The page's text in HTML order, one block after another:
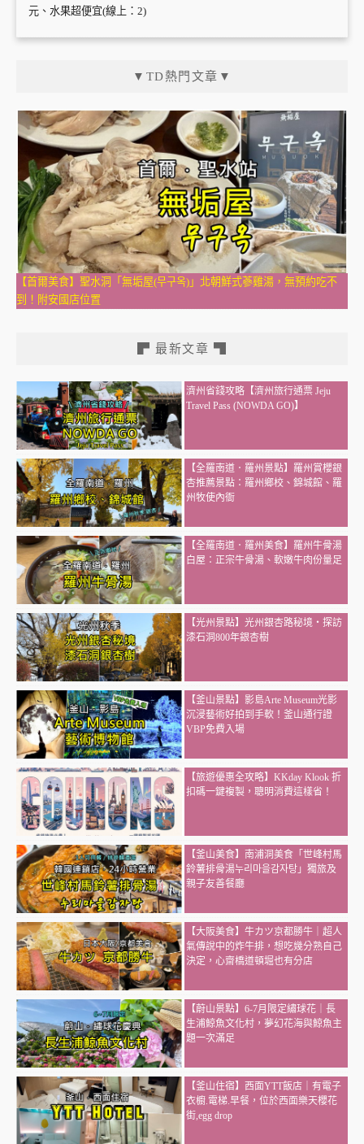
元、水果超便宜(線上：2)
▼TD熱門文章▼
【首爾美食】聖水洞「無垢屋(무구옥)」北朝鮮式蔘雞湯，無預約吃不
到！附安國店位置
▛ 最新文章 ▜
濟州省錢攻略【濟州旅行通票 Jeju
Travel Pass (NOWDA GO)】
【全羅南道．羅州景點】羅州賞櫻銀
杏推薦景點：羅州鄉校、錦城館、羅
州牧使內衙
【全羅南道．羅州美食】羅州牛骨湯
白屋：正宗牛骨湯、軟嫩牛肉份量足
【光州景點】光州銀杏路秘境・探訪
漆石洞800年銀杏樹
【釜山景點】影島Arte Museum光影
沉浸藝術好拍到手軟！釜山通行證
VBP免費入場
【旅遊優惠全攻略】KKday Klook 折
扣碼一鍵複製，聰明消費這樣省！
【釜山美食】南浦洞美食「世峰村馬
鈴薯排骨湯누리마을감자탕」獨旅及
親子友善餐廳
【大阪美食】牛カツ京都勝牛｜超人
氣傳說中的炸牛排，想吃幾分熟自己
決定，心齋橋道頓堀也有分店
【蔚山景點】6-7月限定繡球花｜長
生浦鯨魚文化村，夢幻花海與鯨魚主
題一次滿足
【釜山住宿】西面YTT飯店｜有電子
衣櫥.電梯.早餐，位於西面樂天櫻花
街,egg drop